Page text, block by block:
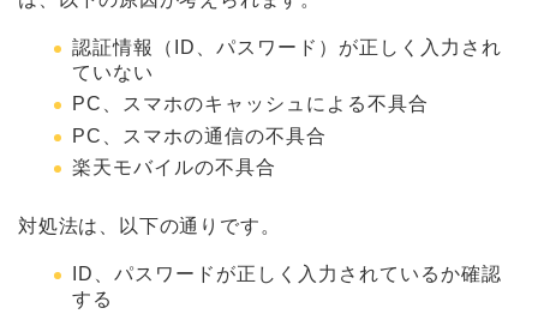
認証情報（ID、パスワード）が正しく入力され
ていない
PC、スマホのキャッシュによる不具合
PC、スマホの通信の不具合
楽天モバイルの不具合
対処法は、以下の通りです。
ID、パスワードが正しく入力されているか確認
する